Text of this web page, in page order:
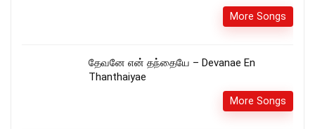
More Songs
தேவனே என் தந்தையே – Devanae En
Thanthaiyae
More Songs